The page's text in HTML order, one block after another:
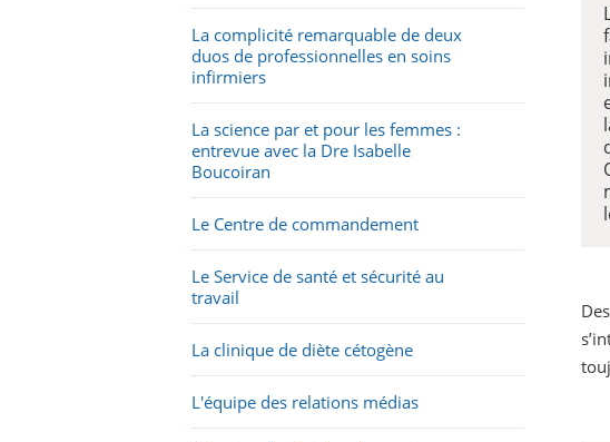
La complicité remarquable de deux
duos de professionnelles en soins
infirmiers
La science par et pour les femmes :
entrevue avec la Dre Isabelle
Boucoiran
Le Centre de commandement
Le Service de santé et sécurité au
travail
La clinique de diète cétogène
L'équipe des relations médias